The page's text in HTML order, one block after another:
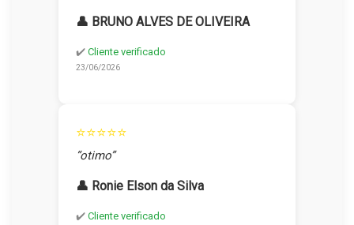
👤 BRUNO ALVES DE OLIVEIRA
✔️ Cliente verificado
23/06/2026
⭐⭐⭐⭐⭐
“otimo”
👤 Ronie Elson da Silva
✔️ Cliente verificado